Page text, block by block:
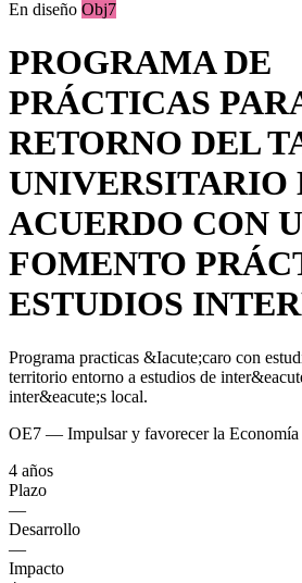
En diseño Obj7
PROGRAMA DE
PRÁCTICAS
RETORNO DEL
UNIVERSITARIO
ACUERDO CON
FOMENTO
ESTUDIOS
Programa practicas &Iacute;caro con
territorio entorno a estudios de
inter&eacute;s local.
OE7 — Impulsar y favorecer la Economía
4 años
Plazo
—
Desarrollo
—
Impacto